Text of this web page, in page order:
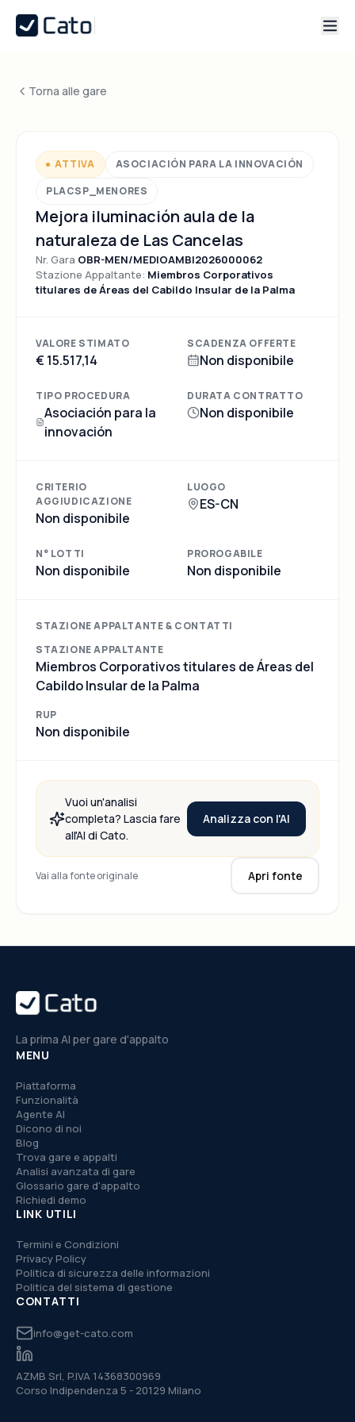
Torna alle gare
ATTIVA
ASOCIACIÓN PARA LA INNOVACIÓN
PLACSP_MENORES
Mejora iluminación aula de la
naturaleza de Las Cancelas
Nr. Gara OBR-MEN/MEDIOAMBI2026000062
Stazione Appaltante: Miembros Corporativos
titulares de Áreas del Cabildo Insular de la Palma
VALORE STIMATO
€ 15.517,14
SCADENZA OFFERTE
Non disponibile
TIPO PROCEDURA
Asociación para la
innovación
DURATA CONTRATTO
Non disponibile
CRITERIO
AGGIUDICAZIONE
Non disponibile
LUOGO
ES-CN
N° LOTTI
Non disponibile
PROROGABILE
Non disponibile
STAZIONE APPALTANTE & CONTATTI
STAZIONE APPALTANTE
Miembros Corporativos titulares de Áreas del
Cabildo Insular de la Palma
RUP
Non disponibile
Vuoi un'analisi
completa? Lascia fare
all'AI di Cato.
Analizza con l'AI
Vai alla fonte originale Apri fonte
La prima AI per gare d'appalto
MENU
Piattaforma
Funzionalità
Agente AI
Dicono di noi
Blog
Trova gare e appalti
Analisi avanzata di gare
Glossario gare d'appalto
Richiedi demo
LINK UTILI
Termini e Condizioni
Privacy Policy
Politica di sicurezza delle informazioni
Politica del sistema di gestione
CONTATTI
info@get-cato.com
AZMB Srl, P.IVA 14368300969
Corso Indipendenza 5 - 20129 Milano